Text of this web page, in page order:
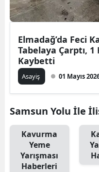
Elmadağ’da Feci
Tabelaya Çarptı, 1
Kaybetti
Asayiş 01 Mayıs
Samsun Yolu İle
Kavurma
Yeme
Yarışması
Haberleri